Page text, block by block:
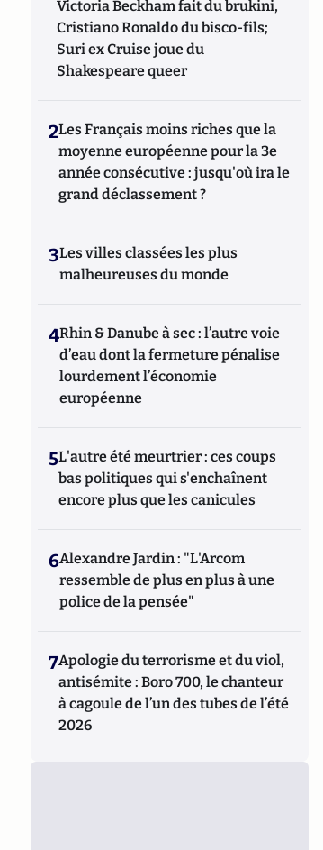
Victoria Beckham fait du brukini,
Cristiano Ronaldo du bisco-fils;
Suri ex Cruise joue du
Shakespeare queer
2Les Français moins riches que la
moyenne européenne pour la 3e
année consécutive : jusqu'où ira le
grand déclassement ?
3Les villes classées les plus
malheureuses du monde
4Rhin & Danube à sec : l’autre voie
d’eau dont la fermeture pénalise
lourdement l’économie
européenne
5L'autre été meurtrier : ces coups
bas politiques qui s'enchaînent
encore plus que les canicules
6Alexandre Jardin : "L'Arcom
ressemble de plus en plus à une
police de la pensée"
7Apologie du terrorisme et du viol,
antisémite : Boro 700, le chanteur
à cagoule de l’un des tubes de l’été
2026